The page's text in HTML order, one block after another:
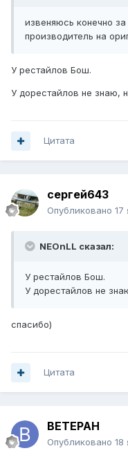
извеняюсь конечно
производитель на
У рестайлов Бош.
У дорестайлов не знаю,
Цитата
сергей643
Опубликовано 17
NEOnLL сказал:
У рестайлов Бош.
У дорестайлов не
спасибо)
Цитата
BETEPAH
Опубликовано 18